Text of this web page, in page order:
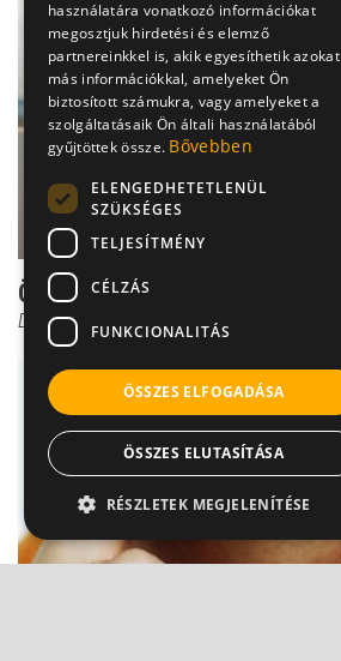
Öröklődő tüdőrák - van alapja?
Dr. Szántó István
használatára vonatkozó információkat
megosztjuk hirdetési és elemző
partnereinkkel is, akik egyesíthetik azokat
más információkkal, amelyeket Ön
biztosított számukra, vagy amelyeket a
szolgáltatásaik Ön általi használatából
gyűjtöttek össze. Bővebben
ELENGEDHETETLENÜL
SZÜKSÉGES
TELJESÍTMÉNY
CÉLZÁS
FUNKCIONALITÁS
ÖSSZES ELFOGADÁSA
ÖSSZES ELUTASÍTÁSA
RÉSZLETEK MEGJELENÍTÉSE